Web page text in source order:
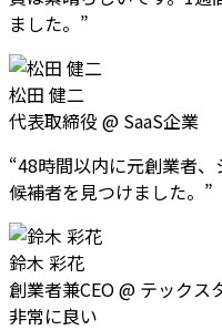
ました。 ”
松田 健二
代表取締役 @ SaaS企業
“48時間以内に元創業者、
候補者を見つけました。 ”
鈴木 彩花
創業者兼CEO@ テックス
非常に良い